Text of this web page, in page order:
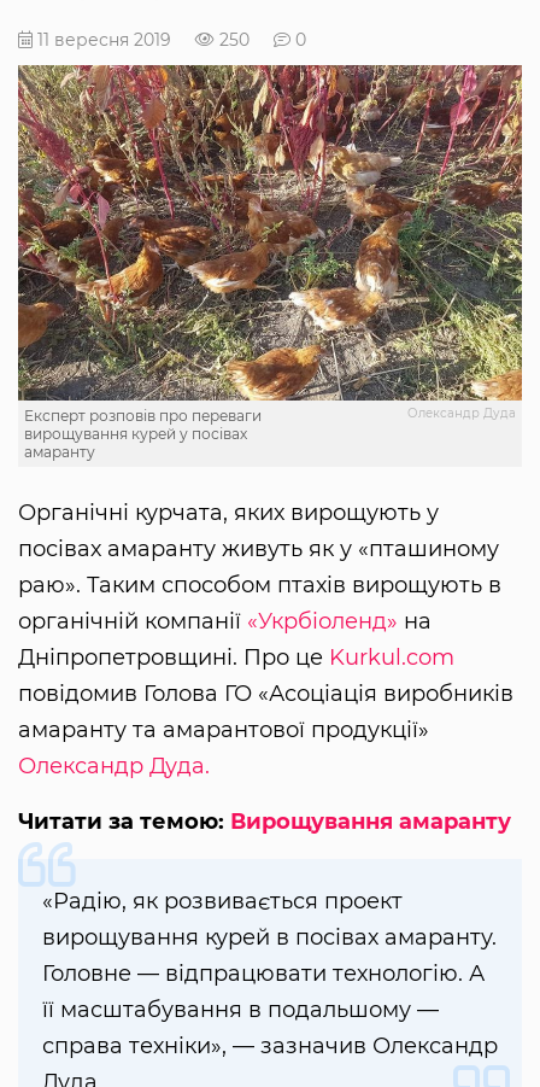
11 вересня 2019 250 0
Олександр Дуда
Експерт розповів про переваги
вирощування курей у посівах
амаранту
Органічні курчата, яких вирощують у
посівах амаранту живуть як у «пташиному
раю». Таким способом птахів вирощують в
органічній компанії «Укрбіоленд» на
Дніпропетровщині. Про це Kurkul.com
повідомив Голова ГО «Асоціація виробників
амаранту та амарантової продукції»
Олександр Дуда.
Читати за темою: Вирощування амаранту
«Радію, як розвивається проект
вирощування курей в посівах амаранту.
Головне — відпрацювати технологію. А
її масштабування в подальшому —
справа техніки», — зазначив Олександр